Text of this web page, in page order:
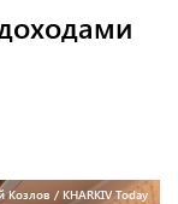
Козлов / KHARKIV Today